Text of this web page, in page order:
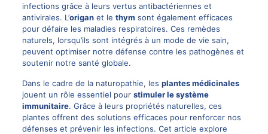
infections grâce à leurs vertus antibactériennes et
antivirales. L’origanet le thym sont également efficaces
pour défaire les maladies respiratoires. Ces remèdes
naturels, lorsqu’ils sont intégrés à un mode de vie sain,
peuvent optimiser notre défense contre les pathogènes et
soutenir notre santé globale.
Dans le cadre de la naturopathie, les plantes médicinales
jouent un rôle essentiel pour stimuler le système
immunitaire. Grâce à leurs propriétés naturelles, ces
plantes offrent des solutions efficaces pour renforcer nos
défenses et prévenir les infections. Cet article explore